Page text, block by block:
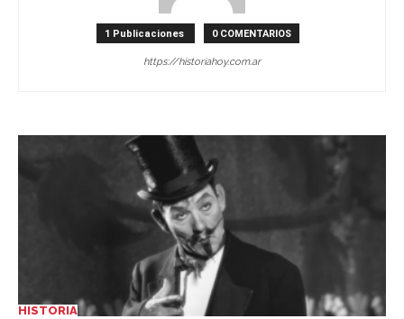
1 Publicaciones 0 COMENTARIOS
https://historiahoy.com.ar
HISTORIA